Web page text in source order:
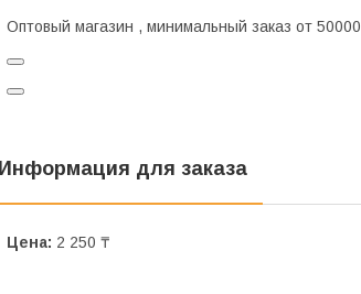
Оптовый магазин , минимальный заказ от 50000
Информация для заказа
Цена: 2 250 ₸